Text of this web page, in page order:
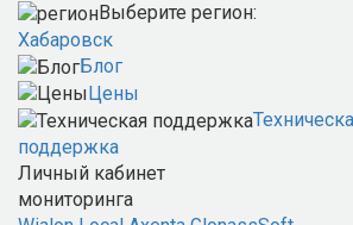
Выберите регион:
Хабаровск
Блог
Цены
поддержка
Личный кабинет
мониторинга